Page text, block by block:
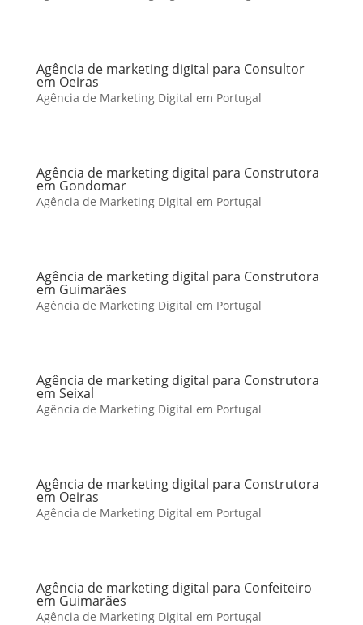
Agência de marketing digital para Consultor
em Oeiras
Agência de Marketing Digital em Portugal
Agência de marketing digital para Construtora
em Gondomar
Agência de Marketing Digital em Portugal
Agência de marketing digital para Construtora
em Guimarães
Agência de Marketing Digital em Portugal
Agência de marketing digital para Construtora
em Seixal
Agência de Marketing Digital em Portugal
Agência de marketing digital para Construtora
em Oeiras
Agência de Marketing Digital em Portugal
Agência de marketing digital para Confeiteiro
em Guimarães
Agência de Marketing Digital em Portugal